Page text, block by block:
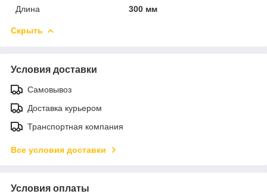
Длина
300 мм
Скрыть
Условия доставки
Самовывоз
Доставка курьером
Транспортная компания
Все условия доставки
Условия оплаты